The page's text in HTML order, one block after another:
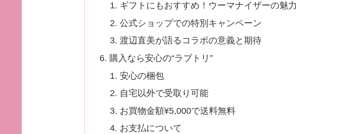
ギフトにもおすすめ！ウーマナイザーの魅力
公式ショップでの特別キャンペーン
渡辺直美が語るコラボの意義と期待
購入なら安心の“ラブトリ”
安心の梱包
自宅以外で受取り可能
お買物金額¥5,000で送料無料
お支払について